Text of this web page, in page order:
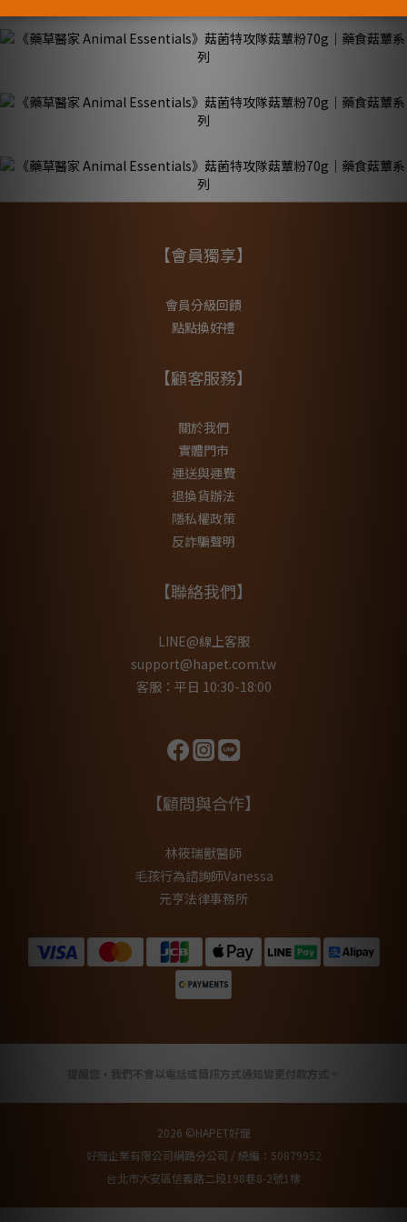
【會員獨享】
會員分級回饋
點點換好禮
【顧客服務】
關於我們
實體門市
運送與運費
退換貨辦法
隱私權政策
反詐騙聲明
【聯絡我們】
LINE@線上客服
support@hapet.com.tw
客服：平日 10:30-18:00
【顧問與合作】
林筱瑞獸醫師
毛孩行為諮詢師Vanessa
元亨法律事務所
提醒您，我們不會以電話或簡訊方式通知變更付款方式。
2026 ©HAPET好寵
好寵企業有限公司網路分公司 / 統編：50879952
台北市大安區信義路二段198巷8-2號1樓